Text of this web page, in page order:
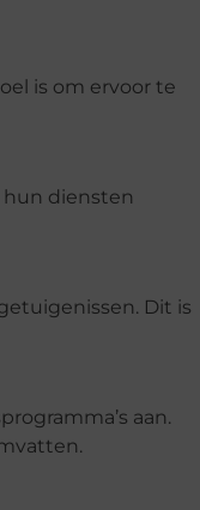
is om ervoor te
diensten
Dit is
aan.